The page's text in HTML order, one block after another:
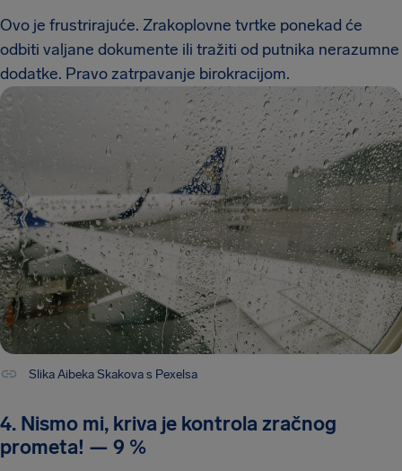
Ovo je frustrirajuće. Zrakoplovne tvrtke ponekad će
odbiti valjane dokumente ili tražiti od putnika nerazumne
dodatke. Pravo zatrpavanje birokracijom.
Slika Aibeka Skakova s Pexelsa
4. Nismo mi, kriva je kontrola zračnog
prometa! — 9 %